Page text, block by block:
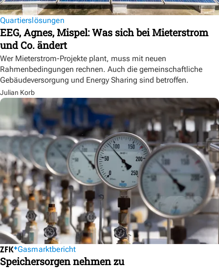
Quartierslösungen
EEG, Agnes, Mispel: Was sich bei Mieterstrom
und Co. ändert
Wer Mieterstrom-Projekte plant, muss mit neuen
Rahmenbedingungen rechnen. Auch die gemeinschaftliche
Gebäudeversorgung und Energy Sharing sind betroffen.
Julian Korb
Gasmarktbericht
Speichersorgen nehmen zu